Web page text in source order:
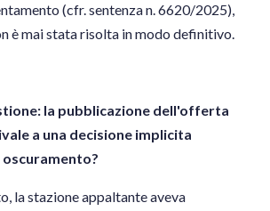
(cfr. sentenza n. 6620/2025),
è mai stata risolta in modo definitivo.
la pubblicazione dell'offerta
a una decisione implicita
la stazione appaltante aveva